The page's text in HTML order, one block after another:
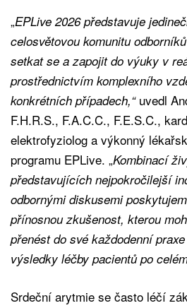
„EPLive 2026 představuje
celosvětovou komunitu
setkat se a zapojit do výuky v
prostřednictvím komplexního
konkrétních případech,“uvedl
F.H.R.S., F.A.C.C., F.E.S.C.,
elektrofyziolog a výkonný
programu EPLive. „Kombinací
představujících nejpokročilejší
odbornými diskusemi
přínosnou zkušenost, kterou
přenést do své každodenní
výsledky léčby pacientů po
Srdeční arytmie se často léčí